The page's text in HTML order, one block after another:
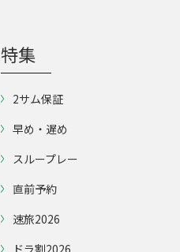
土日祝のみ、予約制）
特集
2サム保証
早め・遅め
スループレー
直前予約
速旅2026
ドラ割2026